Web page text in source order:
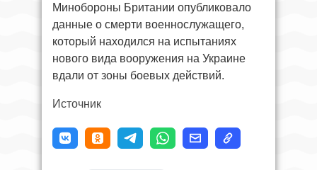
Минобороны Британии опубликовало
данные о смерти военнослужащего,
который находился на испытаниях
нового вида вооружения на Украине
вдали от зоны боевых действий.
Источник